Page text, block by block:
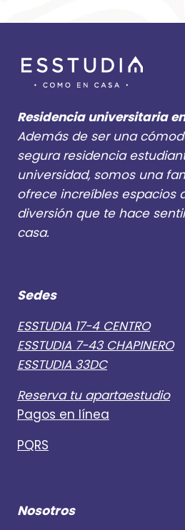
Residencia universitaria
Además de ser una
segura residencia
universidad, somos una
ofrece increíbles espacios
diversión que te hace
casa.
Sedes
ESSTUDIA 17-4 CENTRO
ESSTUDIA 7-43 CHAPINERO
ESSTUDIA 33DC
Reserva tu apartaestudio
Pagos en línea
PQRS
Nosotros